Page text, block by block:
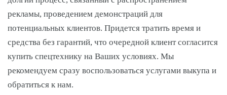
рекламы, проведением демонстраций для
потенциальных клиентов. Придется тратить время и
средства без гарантий, что очередной клиент согласится
купить спецтехнику на Ваших условиях. Мы
рекомендуем сразу воспользоваться услугами выкупа и
обратиться к нам.